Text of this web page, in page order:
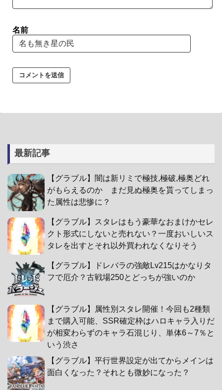
名前
最新記事
【グラブル】闇は新リミで極技,極破,極奥どれ
がもらえるのか まだ見ぬ極奥を貰ってしまっ
た属性は悲惨に？
【グラブル】スタレはもう豪華なおまけかセレ
クト形式にしないと売れない？一度おいしいス
タレを出すとそれ以外買われなくなりそう
【グラブル】ドレバラの強敵Lv215はかなりタ
フで厄介？古戦場250とどっちが強いのか
【グラブル】属性別スタレ開催！今回も2種類
まで購入可能、SSR確定枠はハロキャラ入りだ
が相変わらずのキャラ石混じり、単体6～7％と
いう渋さ
【グラブル】平行世界設定が出てからメインは
面白くなった？それとも微妙になった？